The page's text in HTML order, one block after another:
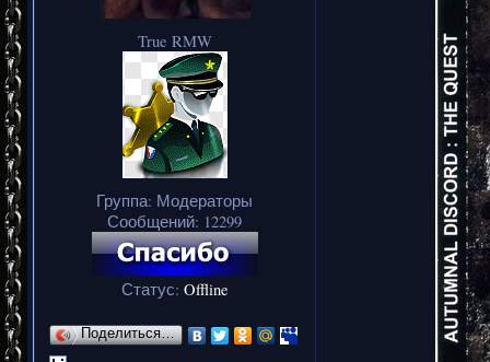
True RMW
Группа: Модераторы
Сообщений: 12299
Статус: Offline
Поделиться…